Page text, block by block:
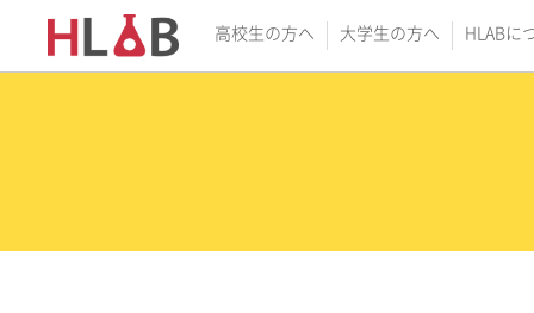
高校生の方へ 大学生の方へ HLABに